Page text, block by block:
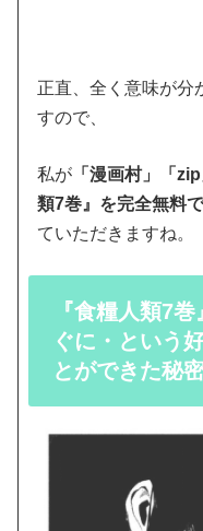
正直、全く意味が分
すので、
私が 「漫画村」「
類7巻』を完全無料
ていただきますね。
『食糧人類7
ぐに・という
とができた秘